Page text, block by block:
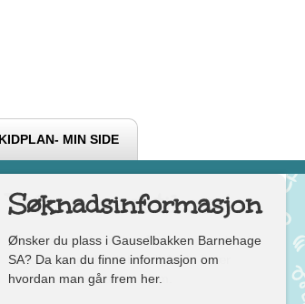
KIDPLAN- MIN SIDE
Søknadsinformasjon
Ønsker du plass i Gauselbakken Barnehage
SA? Da kan du finne informasjon om
hvordan man går frem her.